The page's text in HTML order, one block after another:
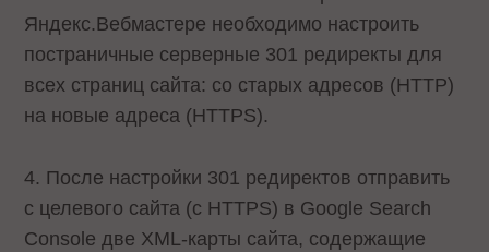
Яндекс.Вебмастере необходимо настроить
постраничные серверные 301 редиректы для
всех страниц сайта: со старых адресов (HTTP)
на новые адреса (HTTPS).
4. После настройки 301 редиректов отправить
с целевого сайта (с HTTPS) в Google Search
Console две XML-карты сайта, содержащие